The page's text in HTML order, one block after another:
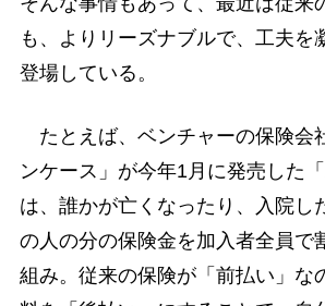
も、よりリーズナブルで、工夫を
登場している。
たとえば、ベンチャーの保険会
ンケース」が今年1月に発売した「
は、誰かが亡くなったり、入院し
の人の分の保険金を加入者全員で
組み。従来の保険が「前払い」な